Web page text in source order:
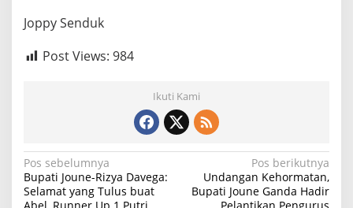
Joppy Senduk
Post Views: 984
Ikuti Kami
Navigasi
pos
Pos sebelumnya
Bupati Joune-Rizya Davega:
Selamat yang Tulus buat
Pos berikutnya
Undangan Kehormatan,
Bupati Joune Ganda Hadir